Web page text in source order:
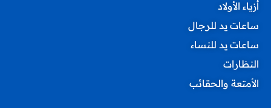
أزياء الأولاد
ساعات يد للرجال
ساعات يد للنساء
النظارات
الأمتعة والحقائب